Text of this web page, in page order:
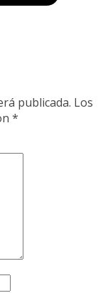
publicada. Los
*